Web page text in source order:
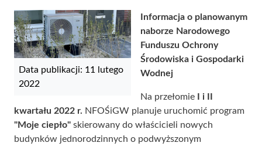
Data publikacji: 11 lutego
2022
Informacja o planowanym
naborze Narodowego
Funduszu Ochrony
Środowiska i Gospodarki
Wodnej
Na przełomie I i II
kwartału 2022 r. NFOŚiGW planuje uruchomić program
"Moje ciepło" skierowany do właścicieli nowych
budynków jednorodzinnych o podwyższonym